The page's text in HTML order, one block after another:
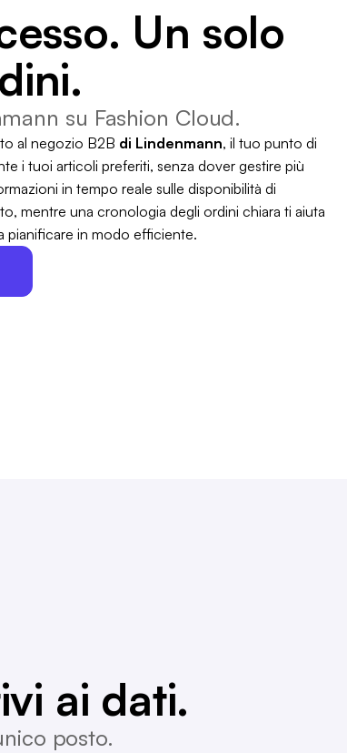
Un solo
su Fashion Cloud.
al negozio B2B di Lindenmann, il tuo punto di
i tuoi articoli preferiti, senza dover gestire più
in tempo reale sulle disponibilità di
mentre una cronologia degli ordini chiara ti aiuta
pianificare in modo efficiente.
ai dati.
posto.